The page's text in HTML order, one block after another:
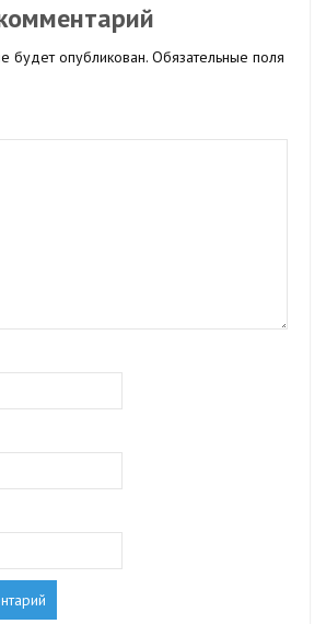
будет опубликован. Обязательные поля